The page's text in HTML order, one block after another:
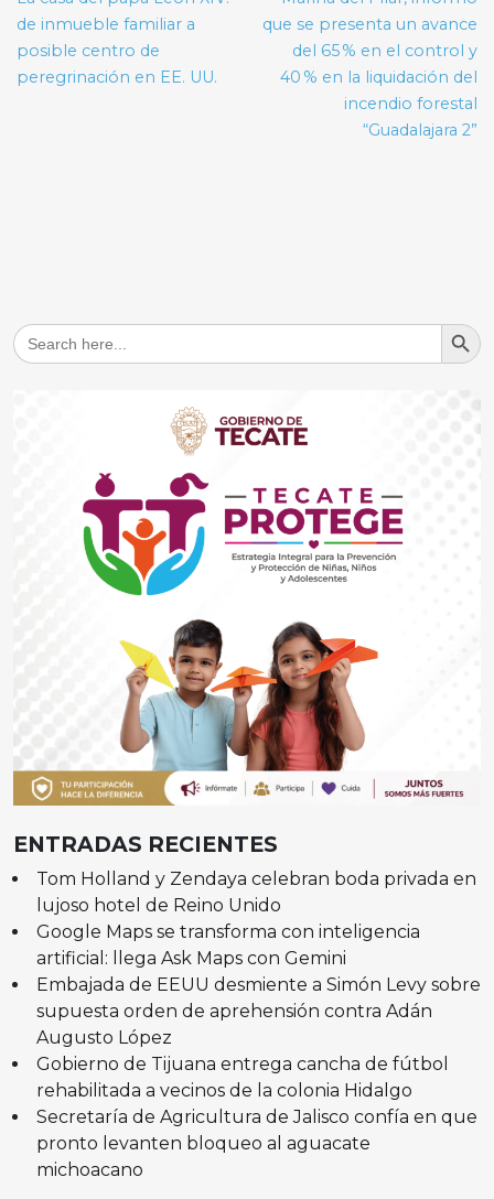
entradas
de inmueble familiar a
posible centro de
peregrinación en EE. UU.
que se presenta un avance
del 65 % en el control y
40 % en la liquidación del
incendio forestal
“Guadalajara 2”
Search
for:
Search
ENTRADAS RECIENTES
Tom Holland y Zendaya celebran boda privada en
lujoso hotel de Reino Unido
Google Maps se transforma con inteligencia
artificial: llega Ask Maps con Gemini
Embajada de EEUU desmiente a Simón Levy sobre
supuesta orden de aprehensión contra Adán
Augusto López
Gobierno de Tijuana entrega cancha de fútbol
rehabilitada a vecinos de la colonia Hidalgo
Secretaría de Agricultura de Jalisco confía en que
pronto levanten bloqueo al aguacate
michoacano